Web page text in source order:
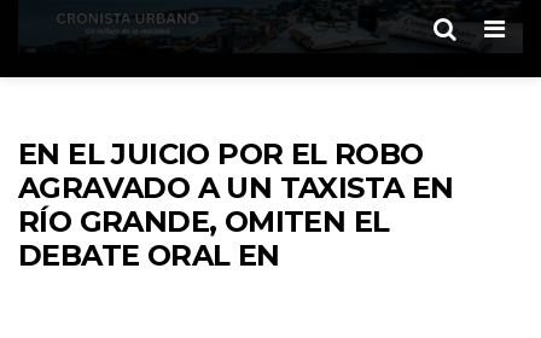
EN EL JUICIO POR EL ROBO
AGRAVADO A UN TAXISTA EN
RÍO GRANDE, OMITEN EL
DEBATE ORAL EN